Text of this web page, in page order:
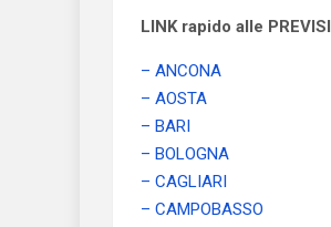
LINK rapido alle
– ANCONA
– AOSTA
– BARI
– BOLOGNA
– CAGLIARI
– CAMPOBASSO